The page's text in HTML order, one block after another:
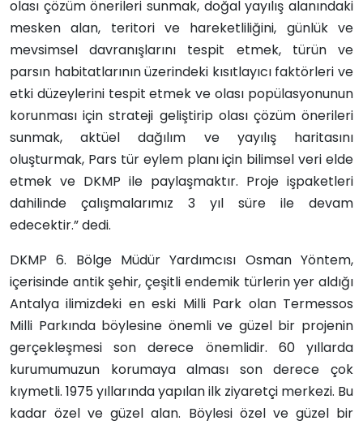
olası çözüm önerileri sunmak, doğal yayılış alanındaki
mesken alan, teritori ve hareketliliğini, günlük ve
mevsimsel davranışlarını tespit etmek, türün ve
parsın habitatlarının üzerindeki kısıtlayıcı faktörleri ve
etki düzeylerini tespit etmek ve olası popülasyonunun
korunması için strateji geliştirip olası çözüm önerileri
sunmak, aktüel dağılım ve yayılış haritasını
oluşturmak, Pars tür eylem planı için bilimsel veri elde
etmek ve DKMP ile paylaşmaktır. Proje işpaketleri
dahilinde çalışmalarımız 3 yıl süre ile devam
edecektir.” dedi.
DKMP 6. Bölge Müdür Yardımcısı Osman Yöntem,
içerisinde antik şehir, çeşitli endemik türlerin yer aldığı
Antalya ilimizdeki en eski Milli Park olan Termessos
Milli Parkında böylesine önemli ve güzel bir projenin
gerçekleşmesi son derece önemlidir. 60 yıllarda
kurumumuzun korumaya alması son derece çok
kıymetli. 1975 yıllarında yapılan ilk ziyaretçi merkezi. Bu
kadar özel ve güzel alan. Böylesi özel ve güzel bir